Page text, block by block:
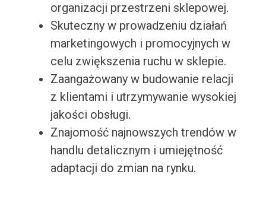
organizacji przestrzeni sklepowej.
Skuteczny w prowadzeniu działań
marketingowych i promocyjnych w
celu zwiększenia ruchu w sklepie.
Zaangażowany w budowanie relacji
z klientami i utrzymywanie wysokiej
jakości obsługi.
Znajomość najnowszych trendów w
handlu detalicznym i umiejętność
adaptacji do zmian na rynku.